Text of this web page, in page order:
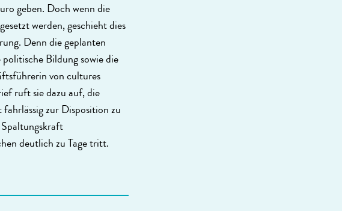
geben. Doch wenn die
werden, geschieht dies
Denn die geplanten
Bildung sowie die
von cultures
ruft sie dazu auf, die
zur Disposition zu
deutlich zu Tage tritt.